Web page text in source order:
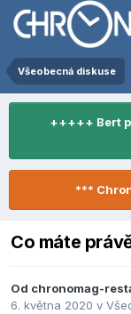
Všeobecná diskuse
+++++ Bert
***
Co máte
Od chronomag-
6. května 2020 v